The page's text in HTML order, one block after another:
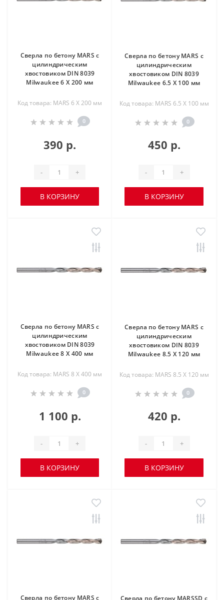
Сверла по бетону MARS с
цилиндрическим
хвостовиком DIN 8039
Milwaukee 6 X 200 мм
Код товара: MARS 6 X 200 мм
0
390 р.
- +
В КОРЗИНУ
Сверла по бетону MARS с
цилиндрическим
хвостовиком DIN 8039
Milwaukee 6.5 X 100 мм
Код товара: MARS 6.5 X 100 мм
0
450 р.
- +
В КОРЗИНУ
Сверла по бетону MARS с
цилиндрическим
хвостовиком DIN 8039
Milwaukee 8 X 400 мм
Код товара: MARS 8 X 400 мм
0
1 100 р.
- +
В КОРЗИНУ
Сверла по бетону MARS с
цилиндрическим
хвостовиком DIN 8039
Milwaukee 8.5 X 120 мм
Код товара: MARS 8.5 X 120 мм
0
420 р.
- +
В КОРЗИНУ
Сверла по бетону MARS с
Сверла по бетону MARSSD с